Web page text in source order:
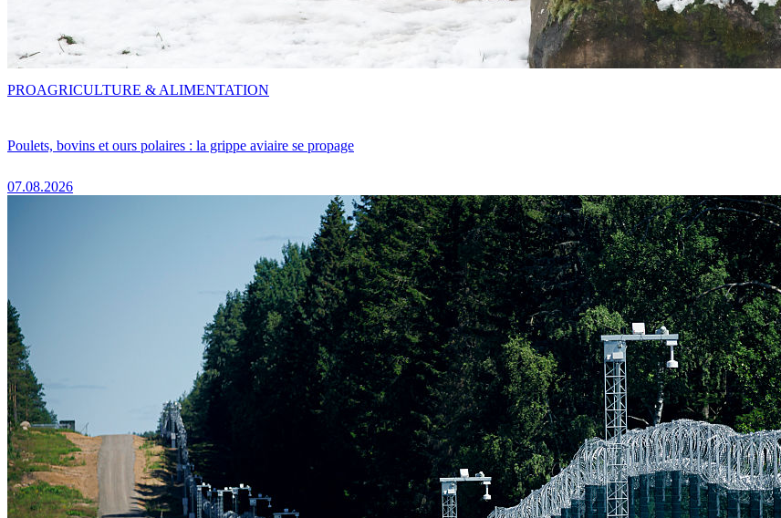
Poulets, bovins et ours polaires : la grippe aviaire se propage
07.08.2026
PROAGRICULTURE & ALIMENTATION